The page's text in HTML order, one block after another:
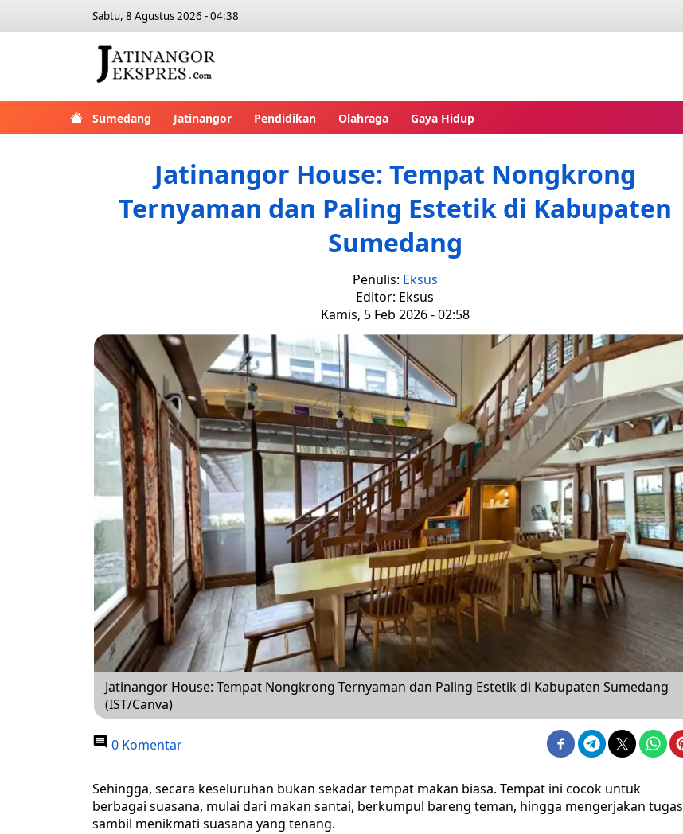
Sabtu, 8 Agustus 2026 - 04:38
Sumedang Jatinangor Pendidikan Olahraga Gaya Hidup
Jatinangor House: Tempat Nongkrong
Ternyaman dan Paling Estetik di Kabupaten
Sumedang
Penulis: Eksus
Editor: Eksus
Kamis, 5 Feb 2026 - 02:58
Jatinangor House: Tempat Nongkrong Ternyaman dan Paling Estetik di Kabupaten Sumedang
(IST/Canva)
0 Komentar
Sehingga, secara keseluruhan bukan sekadar tempat makan biasa. Tempat ini cocok untuk
berbagai suasana, mulai dari makan santai, berkumpul bareng teman, hingga mengerjakan tugas
sambil menikmati suasana yang tenang.